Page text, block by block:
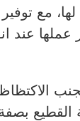
لها، مع
عند
القطيع